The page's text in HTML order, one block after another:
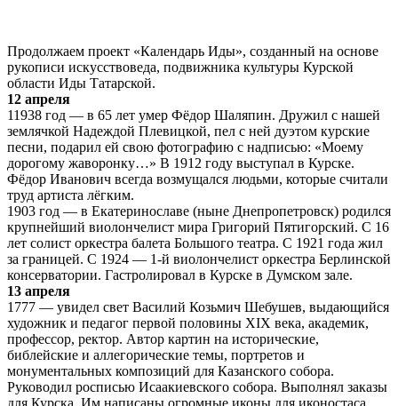
Продолжаем проект «Календарь Иды», созданный на основе
рукописи искусствоведа, подвижника культуры Курской
области Иды Татарской.
12 апреля
11938 год — в 65 лет умер Фёдор Шаляпин. Дружил с нашей
землячкой Надеждой Плевицкой, пел с ней дуэтом курские
песни, подарил ей свою фотографию с надписью: «Моему
дорогому жаворонку…» В 1912 году выступал в Курске.
Фёдор Иванович всегда возмущался людьми, которые считали
труд артиста лёгким.
1903 год — в Екатеринославе (ныне Днепропетровск) родился
крупнейший виолончелист мира Григорий Пятигорский. С 16
лет солист оркестра балета Большого театра. С 1921 года жил
за границей. С 1924 — 1-й виолончелист оркестра Берлинской
консерватории. Гастролировал в Курске в Думском зале.
13 апреля
1777 — увидел свет Василий Козьмич Шебушев, выдающийся
художник и педагог первой половины XIX века, академик,
профессор, ректор. Автор картин на исторические,
библейские и аллегорические темы, портретов и
монументальных композиций для Казанского собора.
Руководил росписью Исаакиевского собора. Выполнял заказы